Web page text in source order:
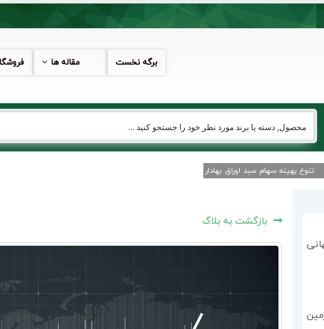
برگه نخست مقاله ها
تنوع بهینه سهام سبد اوراق بهادار
بازگشت به بلاگ